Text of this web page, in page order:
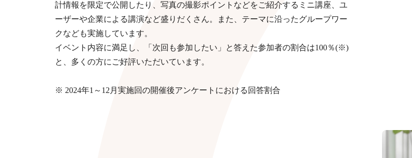
計情報を限定で公開したり、写真の撮影ポイントなどをご紹介するミニ講座、ユ
ーザーや企業による講演など盛りだくさん。また、テーマに沿ったグループワー
クなども​実施しています。
イベント内容に満足し、「次回も参加したい」と答えた参加者の割合は100％(※)
と、多くの方にご好評いただいています。
※ 2024年1～12月実施回の開催後アンケートにおける回答割合